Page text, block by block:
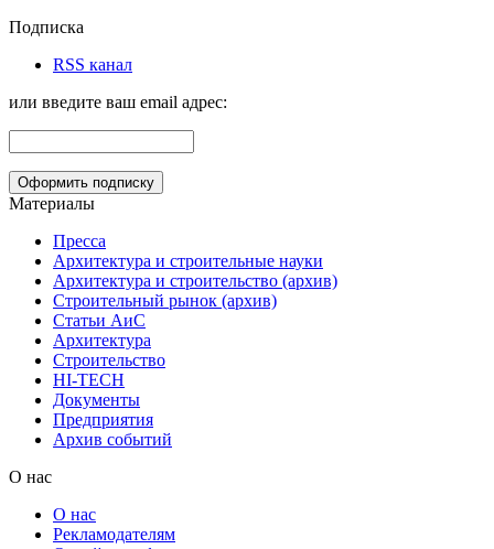
Подписка
RSS канал
или введите ваш email адрес:
Материалы
Пресса
Архитектура и строительные науки
Архитектура и строительство (архив)
Строительный рынок (архив)
Статьи АиС
Архитектура
Строительство
HI-TECH
Документы
Предприятия
Архив событий
О нас
О нас
Рекламодателям